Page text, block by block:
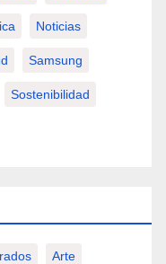
Noticias
Samsung
Sostenibilidad
Arte